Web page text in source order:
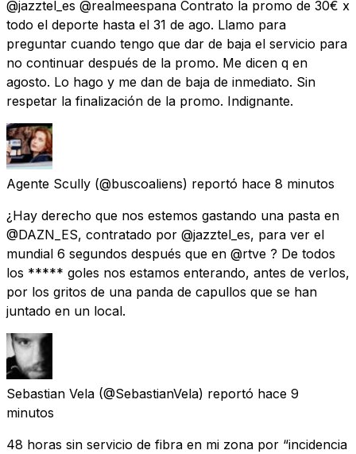
@jazztel_es @realmeespana Contrato la promo de 30€ x
todo el deporte hasta el 31 de ago. Llamo para
preguntar cuando tengo que dar de baja el servicio para
no continuar después de la promo. Me dicen q en
agosto. Lo hago y me dan de baja de inmediato. Sin
respetar la finalización de la promo. Indignante.
Agente Scully (@buscoaliens) reportó hace 8 minutos
¿Hay derecho que nos estemos gastando una pasta en
@DAZN_ES, contratado por @jazztel_es, para ver el
mundial 6 segundos después que en @rtve ? De todos
los ***** goles nos estamos enterando, antes de verlos,
por los gritos de una panda de capullos que se han
juntado en un local.
Sebastian Vela (@SebastianVela) reportó hace 9
minutos
48 horas sin servicio de fibra en mi zona por “incidencia